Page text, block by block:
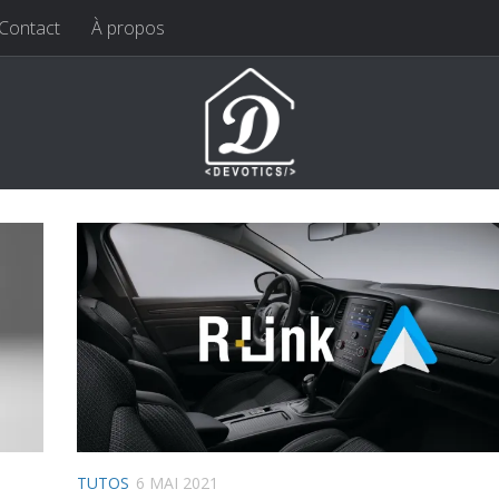
Contact À propos
TUTOS 6 MAI 2021